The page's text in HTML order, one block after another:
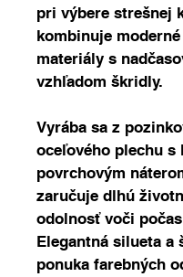
pri výbere strešnej
kombinuje moderné
materiály s
vzhľadom škridly.
Vyrába sa z
oceľového plechu s
povrchovým
zaručuje dlhú
odolnosť voči
Elegantná silueta a
ponuka farebných